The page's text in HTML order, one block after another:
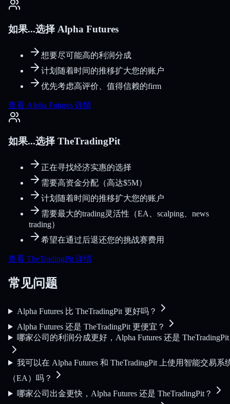
如果...选择 Alpha Futures
想要尽可能高的利润分成
计划随着时间的推移扩大您的账户
优先考虑高评价、值得信赖的firm
查看 Alpha Futures 详情
如果...选择 TheTradingPit
正在寻找经济实惠的选择
需要高资金分配（高达$5M）
计划随着时间的推移扩大您的账户
需要最大的trading灵活性（EA、scalping、news
trading）
希望在通过后退还您的挑战赛费用
查看 TheTradingPit 详情
常见问题
Alpha Futures 比 TheTradingPit 更好吗？
Alpha Futures 还是 TheTradingPit 更便宜？
哪家公司的利润分成更好，Alpha Futures 还是
我可以在 Alpha Futures 和 TheTradingPit 上使用智能交易系
（EA）吗？
哪家公司出金更快，Alpha Futures 还是 TheTradingPit？